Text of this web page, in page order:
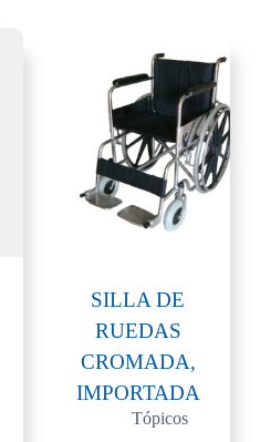
SILLA DE
RUEDAS
CROMADA,
IMPORTADA
Tópicos